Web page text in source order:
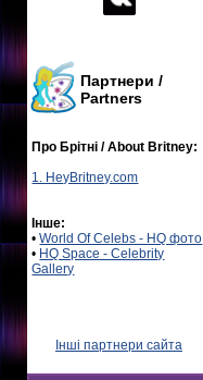
Партнери /
Partners
Про Брітні / About Britney:
1. HeyBritney.com
Інше:
•World Of Celebs - HQ фото
• HQ Space - Celebrity
Gallery
Інші партнери сайта